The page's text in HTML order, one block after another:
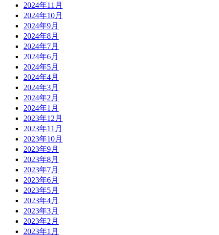
2024年11月
2024年10月
2024年9月
2024年8月
2024年7月
2024年6月
2024年5月
2024年4月
2024年3月
2024年2月
2024年1月
2023年12月
2023年11月
2023年10月
2023年9月
2023年8月
2023年7月
2023年6月
2023年5月
2023年4月
2023年3月
2023年2月
2023年1月